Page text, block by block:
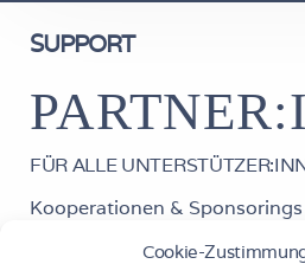
Cookie-
SUPPORT
FÜR ALLE
Kooperationen &